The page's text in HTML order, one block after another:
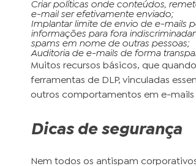
Criar políticas onde conteúdos,
e-mail ser efetivamente enviado;
Implantar limite de envio de e-mails
informações para fora
spams em nome de outras pessoas;
Auditoria de e-mails de forma
Muitos recursos básicos, que
ferramentas de DLP, vinculadas
outros comportamentos em e-mails
Dicas de segurança
Nem todos os antispam